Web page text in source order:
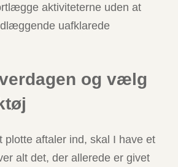
aktiviteterne uden at
uafklarede
og vælg
plotte aftaler ind, skal I have et
alt det, der allerede er givet